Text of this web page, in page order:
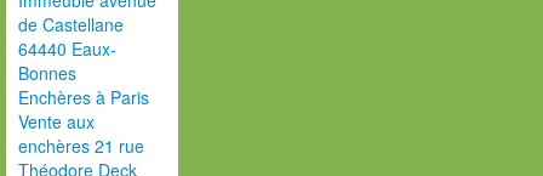
de Castellane
64440 Eaux-
Bonnes
Enchères à Paris
Vente aux
enchères 21 rue
Théodore Deck